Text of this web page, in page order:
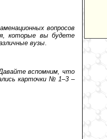
вопросов
которые вы будете
вузы.
вспомним, что
карточки № 1–3 –